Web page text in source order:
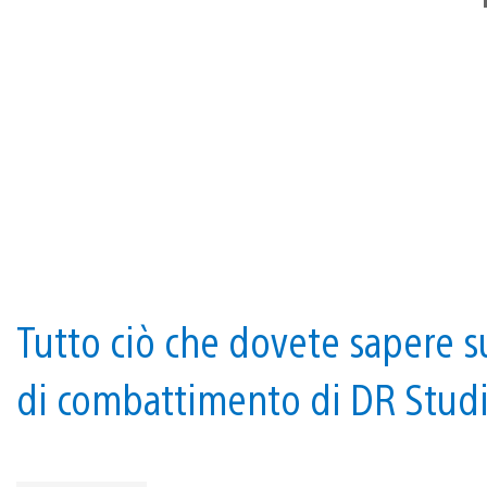
Tutto ciò che dovete sapere
di combattimento di DR